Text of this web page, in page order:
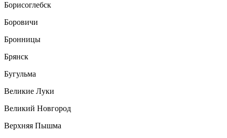
Борисоглебск
Боровичи
Бронницы
Брянск
Бугульма
Великие Луки
Великий Новгород
Верхняя Пышма